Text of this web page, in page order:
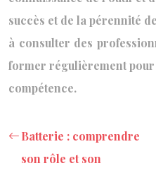
succès et de la pérennité
à consulter des
former régulièrement
compétence.
Batterie : comprendre
son rôle et son